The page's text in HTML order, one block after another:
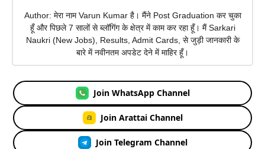
Author: मेरा नाम Varun Kumar है। मैंने Post Graduation कर चुका
हूँ और पिछले 7 सालों से ब्लॉगिंग के क्षेत्र में काम कर रहा हूँ। मैं Sarkari
Naukri (New Jobs), Results, Admit Cards, से जुड़ी जानकारी के
बारे में नवीनतम अपडेट देने में माहिर हूँ।
Join WhatsApp Channel
Join Arattai Channel
Join Telegram Channel